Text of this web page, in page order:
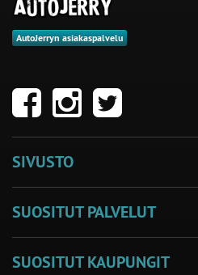
AutoJerryn asiakaspalvelu
SIVUSTO
SUOSITUT PALVELUT
SUOSITUT KAUPUNGIT